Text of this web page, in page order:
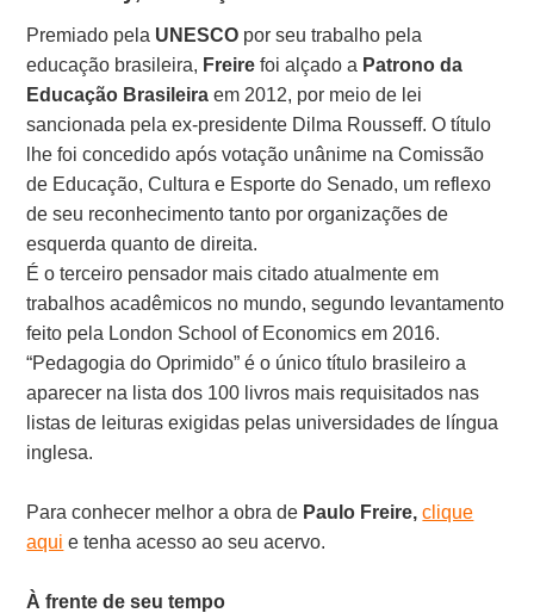
Premiado pela UNESCO por seu trabalho pela
educação brasileira, Freire foi alçado a Patrono da
Educação Brasileira em 2012, por meio de lei
sancionada pela ex-presidente Dilma Rousseff. O título
lhe foi concedido após votação unânime na Comissão
de Educação, Cultura e Esporte do Senado, um reflexo
de seu reconhecimento tanto por organizações de
esquerda quanto de direita.
É o terceiro pensador mais citado atualmente em
trabalhos acadêmicos no mundo, segundo levantamento
feito pela London School of Economics em 2016.
“Pedagogia do Oprimido” é o único título brasileiro a
aparecer na lista dos 100 livros mais requisitados nas
listas de leituras exigidas pelas universidades de língua
inglesa.
Para conhecer melhor a obra de Paulo Freire, clique
aqui e tenha acesso ao seu acervo.
À frente de seu tempo